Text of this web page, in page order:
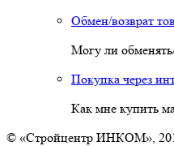
Обмен/возврат
Могу ли
Покупка через
Как мне купить
© «Стройцентр ИНКОМ»,